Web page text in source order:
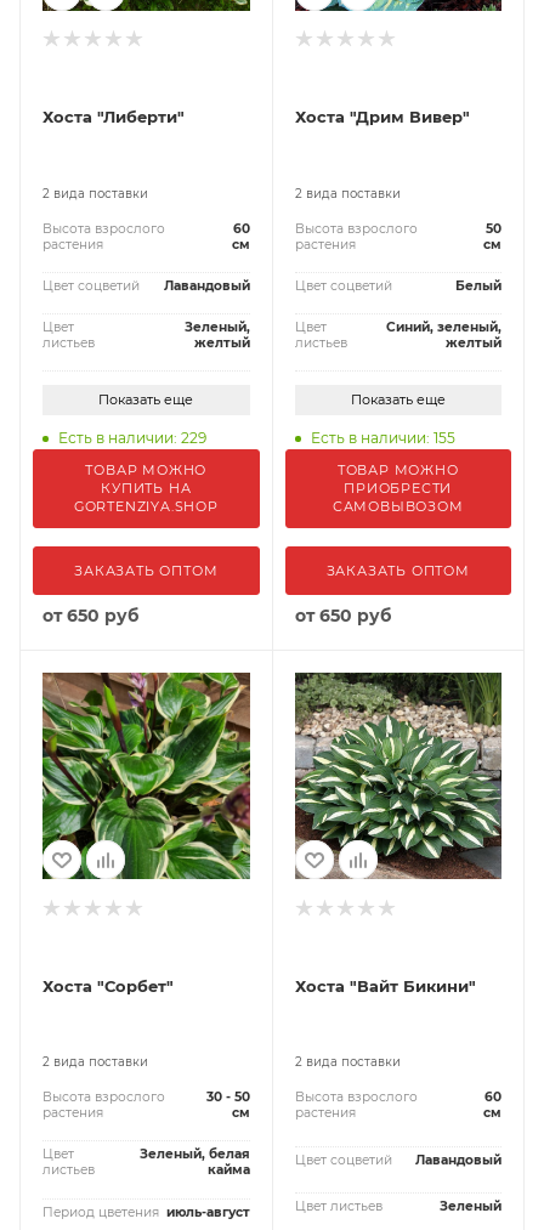
Хоста "Либерти"
2 вида поставки
Высота взрослого
растения
60
см
Цвет соцветий Лавандовый
Цвет
листьев
Зеленый,
желтый
Показать еще
Есть в наличии: 229
ТОВАР МОЖНО
КУПИТЬ НА
GORTENZIYA.SHOP
ЗАКАЗАТЬ ОПТОМ
от650 руб
Хоста "Дрим Вивер"
2 вида поставки
Высота взрослого
растения
50
см
Цвет соцветий Белый
Цвет
листьев
Синий, зеленый,
желтый
Показать еще
Есть в наличии: 155
ТОВАР МОЖНО
ПРИОБРЕСТИ
САМОВЫВОЗОМ
ЗАКАЗАТЬ ОПТОМ
от650 руб
Хоста "Сорбет"
2 вида поставки
Высота взрослого
растения
30 - 50
см
Цвет
листьев
Зеленый, белая
кайма
Период цветения июль-август
Хоста "Вайт Бикини"
2 вида поставки
Высота взрослого
растения
60
см
Цвет соцветий Лавандовый
Цвет листьев Зеленый